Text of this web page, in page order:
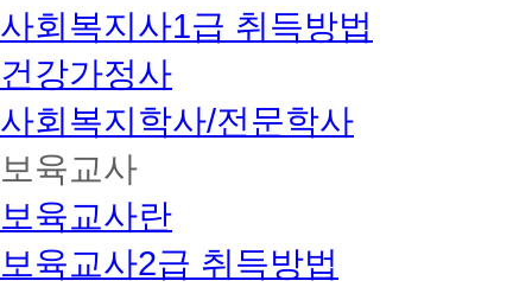
사회복지사1급 취득방법
건강가정사
사회복지학사/전문학사
보육교사
보육교사란
보육교사2급 취득방법